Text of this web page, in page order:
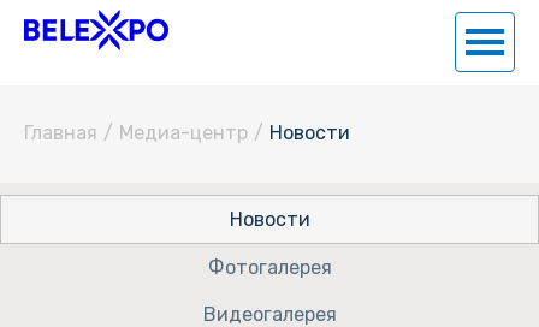
Главная / Медиа-центр / Новости
Новости
Фотогалерея
Видеогалерея